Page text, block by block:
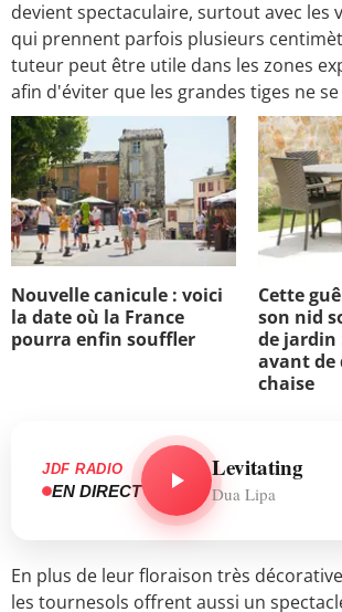
devient spectaculaire, surtout avec les
qui prennent parfois plusieurs
tuteur peut être utile dans les zones
afin d'éviter que les grandes tiges ne
Nouvelle canicule : voici
la date où la France
pourra enfin souffler
Cette
son nid
de
avant de
chaise
JDF RADIO
EN DIRECT
Levitating
Dua Lipa
En plus de leur floraison très
les tournesols offrent aussi un